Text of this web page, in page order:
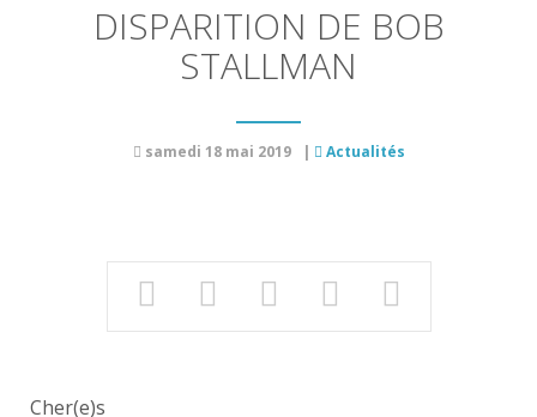
DISPARITION DE BOB
STALLMAN
samedi 18 mai 2019 | Actualités
Cher(e)s